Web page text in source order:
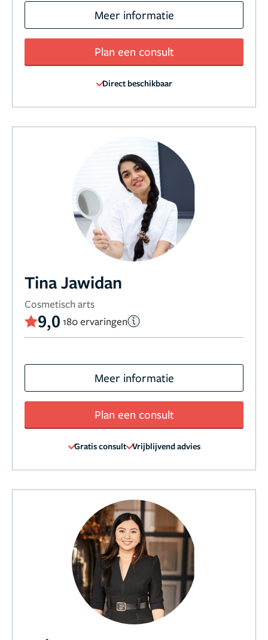
Meer informatie
Plan een consult
Direct beschikbaar
Tina Jawidan
Cosmetisch arts
9,0 180 ervaringen
Meer informatie
Plan een consult
Gratis consult Vrijblijvend advies